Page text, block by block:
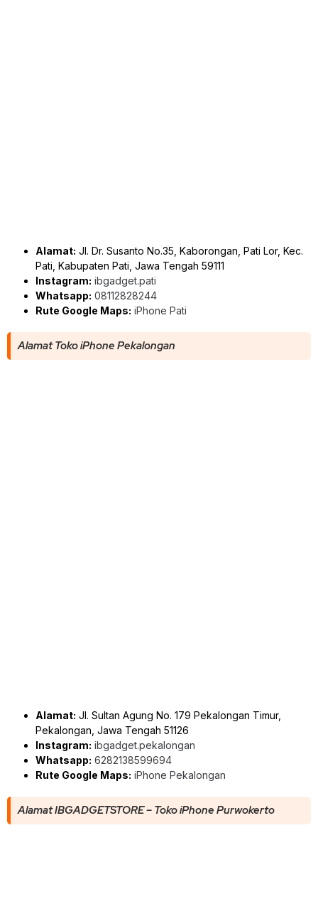
Alamat: Jl. Dr. Susanto No.35, Kaborongan, Pati Lor, Kec.
Pati, Kabupaten Pati, Jawa Tengah 59111
Instagram: ibgadget.pati
Whatsapp: 08112828244
Rute Google Maps: iPhone Pati
Alamat Toko iPhone Pekalongan
Alamat: Jl. Sultan Agung No. 179 Pekalongan Timur,
Pekalongan, Jawa Tengah 51126
Instagram: ibgadget.pekalongan
Whatsapp: 6282138599694
Rute Google Maps: iPhone Pekalongan
Alamat IBGADGETSTORE – Toko iPhone Purwokerto